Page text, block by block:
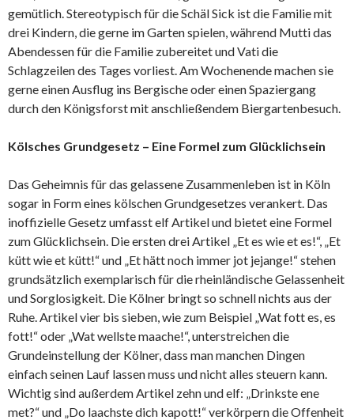
gemütlich. Stereotypisch für die Schäl Sick ist die Familie mit
drei Kindern, die gerne im Garten spielen, während Mutti das
Abendessen für die Familie zubereitet und Vati die
Schlagzeilen des Tages vorliest. Am Wochenende machen sie
gerne einen Ausflug ins Bergische oder einen Spaziergang
durch den Königsforst mit anschließendem Biergartenbesuch.
Kölsches Grundgesetz – Eine Formel zum Glücklichsein
Das Geheimnis für das gelassene Zusammenleben ist in Köln
sogar in Form eines kölschen Grundgesetzes verankert. Das
inoffizielle Gesetz umfasst elf Artikel und bietet eine Formel
zum Glücklichsein. Die ersten drei Artikel „Et es wie et es!“, „Et
kütt wie et kütt!“ und „Et hätt noch immer jot jejange!“ stehen
grundsätzlich exemplarisch für die rheinländische Gelassenheit
und Sorglosigkeit. Die Kölner bringt so schnell nichts aus der
Ruhe. Artikel vier bis sieben, wie zum Beispiel „Wat fott es, es
fott!“ oder „Wat wellste maache!“, unterstreichen die
Grundeinstellung der Kölner, dass man manchen Dingen
einfach seinen Lauf lassen muss und nicht alles steuern kann.
Wichtig sind außerdem Artikel zehn und elf: „Drinkste ene
met?“ und „Do laachste dich kapott!“ verkörpern die Offenheit